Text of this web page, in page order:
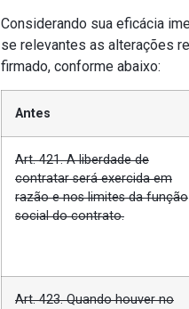
Considerando sua eficácia
se relevantes as alterações
firmado, conforme abaixo:
Antes
Art. 421. A liberdade de
contratar será exercida em
razão e nos limites da função
social do contrato.
Art. 423. Quando houver no